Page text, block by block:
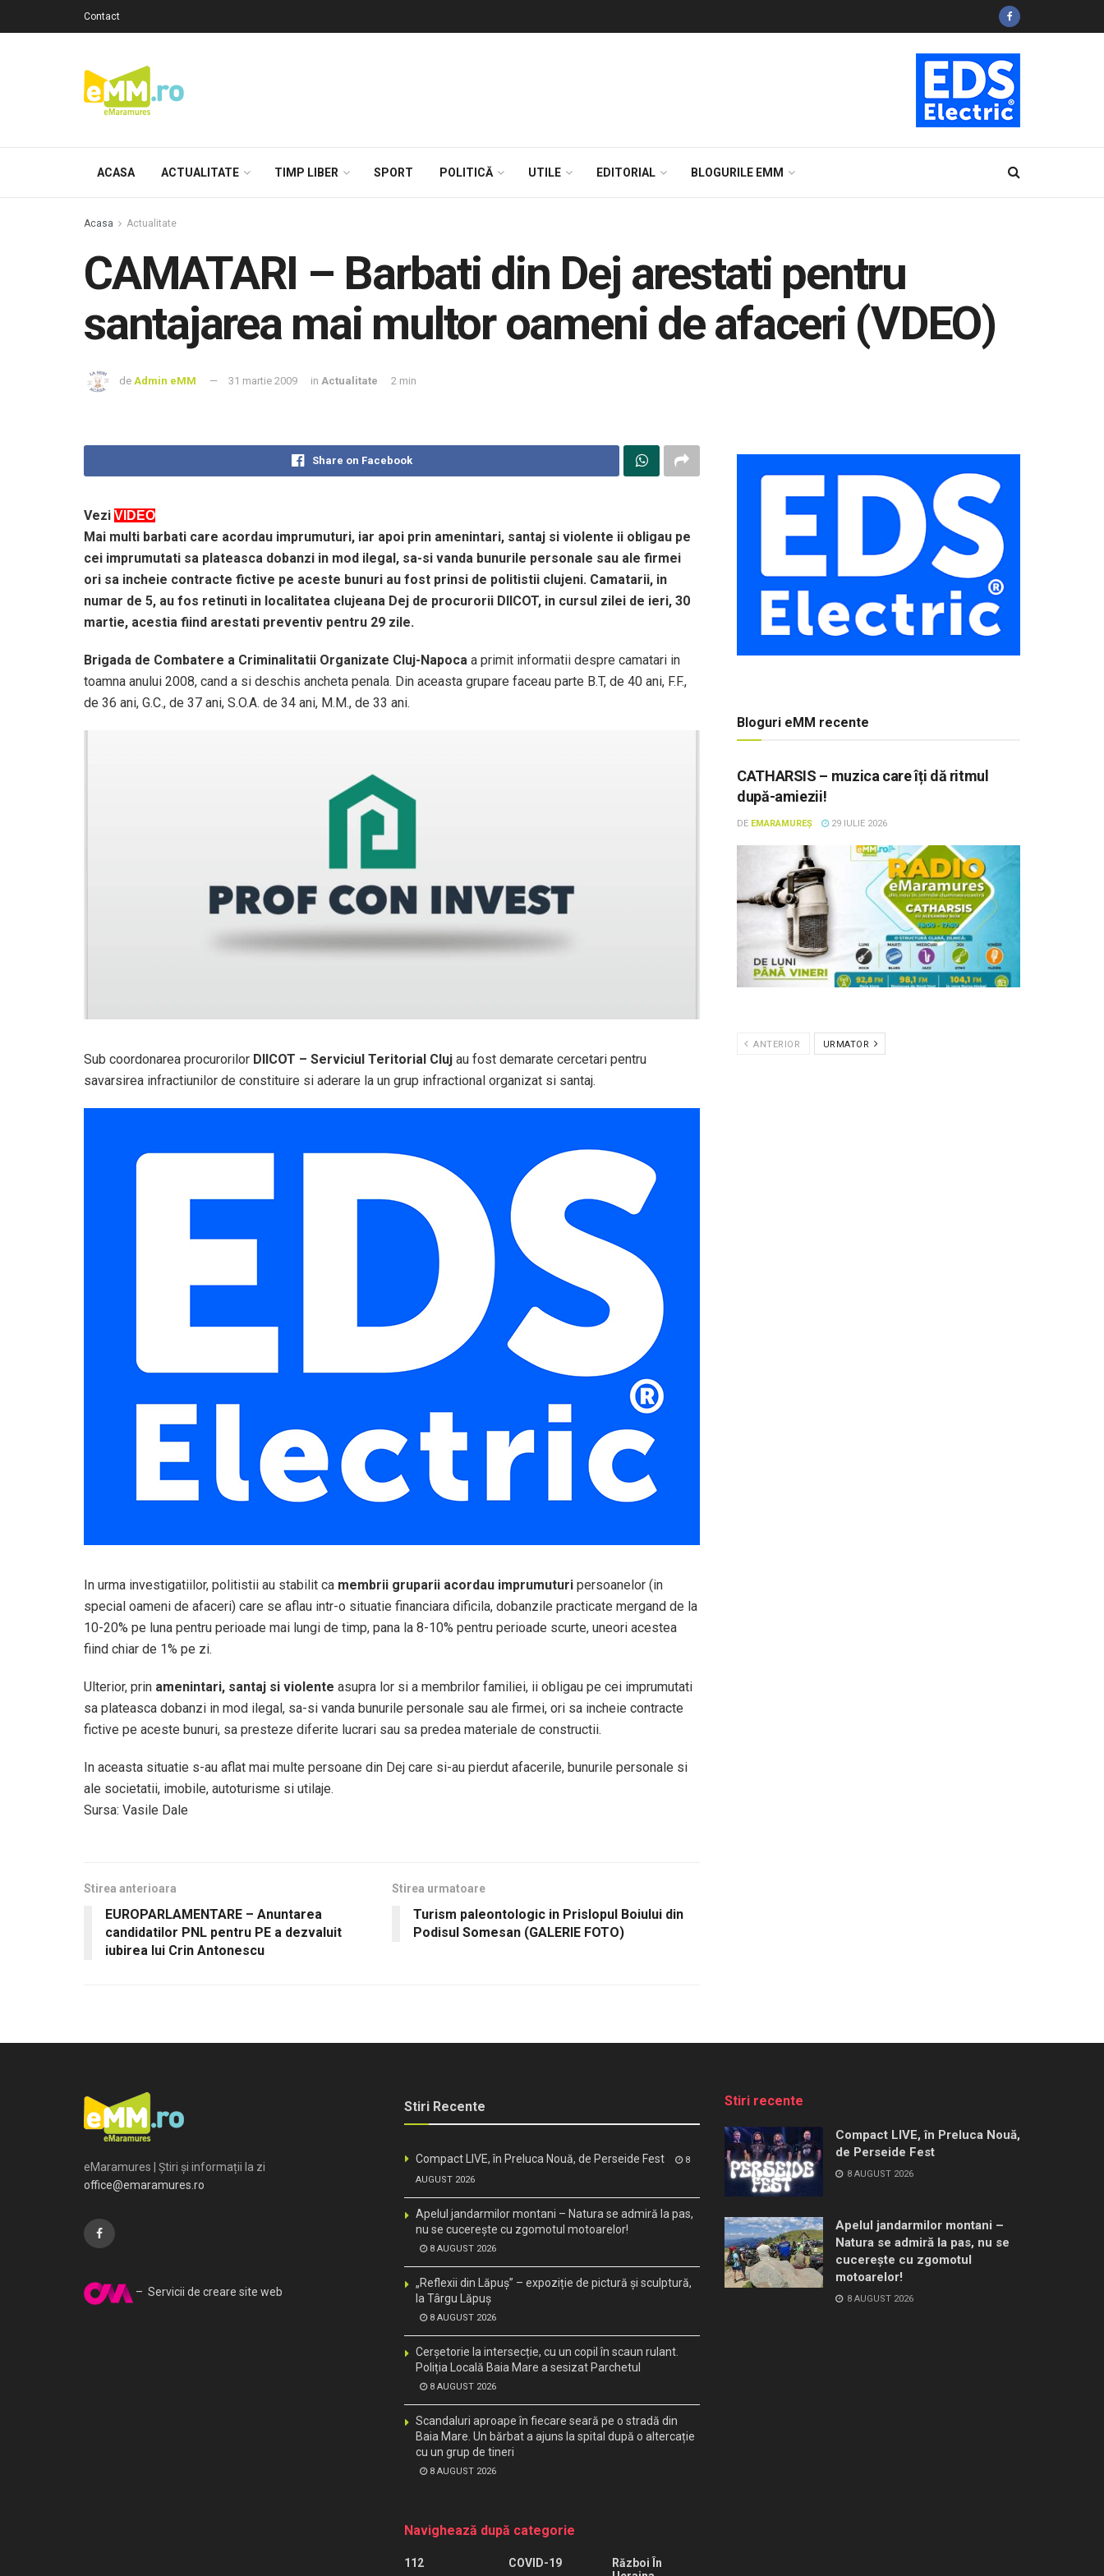
Contact
ACASA ACTUALITATE TIMP LIBER SPORT POLITICĂ UTILE EDITORIAL BLOGURILE EMM
Acasa Actualitate
CAMATARI – Barbati din Dej arestati pentru
santajarea mai multor oameni de afaceri (VDEO)
de Admin eMM 31 martie 2009 in Actualitate 2 min
Share on Facebook
Vezi VIDEO
Mai multi barbati care acordau imprumuturi, iar apoi prin amenintari, santaj si violente ii obligau pe
cei imprumutati sa plateasca dobanzi in mod ilegal, sa-si vanda bunurile personale sau ale firmei
ori sa incheie contracte fictive pe aceste bunuri au fost prinsi de politistii clujeni. Camatarii, in
numar de 5, au fos retinuti in localitatea clujeana Dej de procurorii DIICOT, in cursul zilei de ieri, 30
martie, acestia fiind arestati preventiv pentru 29 zile.
Brigada de Combatere a Criminalitatii Organizate Cluj-Napoca a primit informatii despre camatari in
toamna anului 2008, cand a si deschis ancheta penala. Din aceasta grupare faceau parte B.T, de 40 ani, F.F.,
de 36 ani, G.C., de 37 ani, S.O.A. de 34 ani, M.M., de 33 ani.
Sub coordonarea procurorilor DIICOT – Serviciul Teritorial Cluj au fost demarate cercetari pentru
savarsirea infractiunilor de constituire si aderare la un grup infractional organizat si santaj.
In urma investigatiilor, politistii au stabilit ca membrii gruparii acordau imprumuturi persoanelor (in
special oameni de afaceri) care se aflau intr-o situatie financiara dificila, dobanzile practicate mergand de la
10-20% pe luna pentru perioade mai lungi de timp, pana la 8-10% pentru perioade scurte, uneori acestea
fiind chiar de 1% pe zi.
Ulterior, prin amenintari, santaj si violente asupra lor si a membrilor familiei, ii obligau pe cei imprumutati
sa plateasca dobanzi in mod ilegal, sa-si vanda bunurile personale sau ale firmei, ori sa incheie contracte
fictive pe aceste bunuri, sa presteze diferite lucrari sau sa predea materiale de constructii.
In aceasta situatie s-au aflat mai multe persoane din Dej care si-au pierdut afacerile, bunurile personale si
ale societatii, imobile, autoturisme si utilaje.
Sursa: Vasile Dale
Stirea anterioara
EUROPARLAMENTARE – Anuntarea
candidatilor PNL pentru PE a dezvaluit
iubirea lui Crin Antonescu
Stirea urmatoare
Turism paleontologic in Prislopul Boiului din
Podisul Somesan (GALERIE FOTO)
Bloguri eMM recente
CATHARSIS – muzica care îți dă ritmul
după-amiezii!
DE EMARAMUREȘ 29 IULIE 2026
ANTERIOR URMATOR
eMaramures | Știri și informații la zi
office@emaramures.ro
– Servicii de creare site web
Stiri Recente
Compact LIVE, în Preluca Nouă, de Perseide Fest
8
AUGUST 2026
Apelul jandarmilor montani – Natura se admiră la pas,
nu se cucerește cu zgomotul motoarelor!
8 AUGUST 2026
„Reflexii din Lăpuș” – expoziție de pictură și sculptură,
la Târgu Lăpuș
8 AUGUST 2026
Cerșetorie la intersecție, cu un copil în scaun rulant.
Poliția Locală Baia Mare a sesizat Parchetul
8 AUGUST 2026
Scandaluri aproape în fiecare seară pe o stradă din
Baia Mare. Un bărbat a ajuns la spital după o altercație
cu un grup de tineri
8 AUGUST 2026
Navighează după categorie
112 COVID-19
Război În
Stiri recente
Compact LIVE, în Preluca Nouă,
de Perseide Fest
8 AUGUST 2026
Apelul jandarmilor montani –
Natura se admiră la pas, nu se
cucerește cu zgomotul
motoarelor!
8 AUGUST 2026